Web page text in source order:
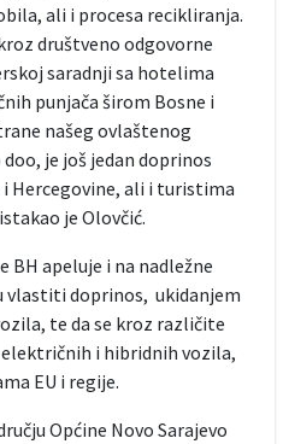
ali i procesa recikliranja.
društveno odgovorne
saradnji sa hotelima
punjača širom Bosne i
našeg ovlaštenog
je još jedan doprinos
Hercegovine, ali i turistima
je Olovčić.
apeluje i na nadležne
vlastiti doprinos, ukidanjem
te da se kroz različite
i hibridnih vozila,
EU i regije.
Općine Novo Sarajevo